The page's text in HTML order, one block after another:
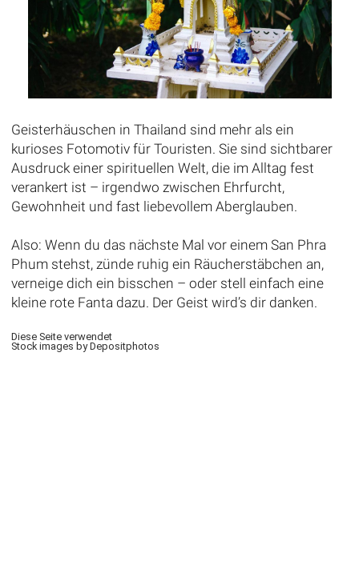
Geisterhäuschen in Thailand sind mehr als ein
kurioses Fotomotiv für Touristen. Sie sind sichtbarer
Ausdruck einer spirituellen Welt, die im Alltag fest
verankert ist – irgendwo zwischen Ehrfurcht,
Gewohnheit und fast liebevollem Aberglauben.
Also: Wenn du das nächste Mal vor einem San Phra
Phum stehst, zünde ruhig ein Räucherstäbchen an,
verneige dich ein bisschen – oder stell einfach eine
kleine rote Fanta dazu. Der Geist wird’s dir danken.
Diese Seite verwendet
Stock images by Depositphotos